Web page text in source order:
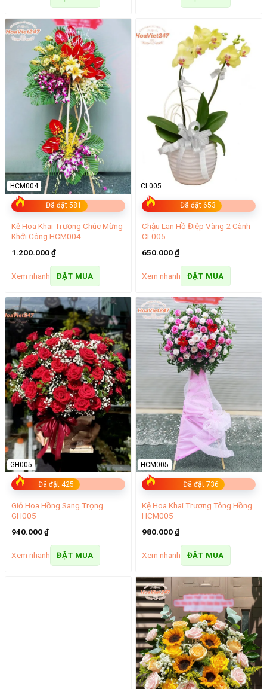
Đã đặt 581
HCM004
Kệ Hoa Khai Trương Chúc Mừng
Khởi Công HCM004
1.200.000₫
Xem nhanh ĐẶT MUA
Đã đặt 653
CL005
Chậu Lan Hồ Điệp Vàng 2 Cành
CL005
650.000₫
Xem nhanh ĐẶT MUA
Đã đặt 425
GH005
Giỏ Hoa Hồng Sang Trọng
GH005
940.000₫
Xem nhanh ĐẶT MUA
Đã đặt 736
HCM005
Kệ Hoa Khai Trương Tông Hồng
HCM005
980.000₫
Xem nhanh ĐẶT MUA